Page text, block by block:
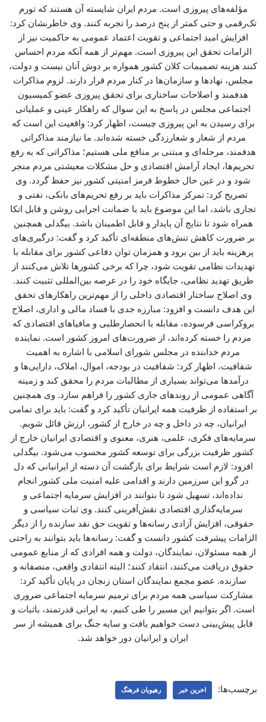
مؤلفه‌های پیروزی است. مردم ایران شایسته آن هستند که تورم
تک‌رقمی و حتی کمتر از پنج درصد را تجربه کنند. وی خاطرنشان کرد:
افزایش امید اجتماعی و تقویت اعتماد عمومی به حاکمیت نیز از
الزامات تحقق این پیروزی است. مهم‌تر از همه آنکه مردم احساس
کنند هزینه تصمیمات کلان کشور همواره بر دوش آنان نیست و دولت،
مجلس، نهادها و سازمان‌ها در کنار مردم قرار دارند. لزوم مذاکرات
هدفمند و اصلاحات ساختاری برای تحقق پیروزی عضو کمیسیون
اجتماعی مجلس در پاسخ به این سوال که راهکار عینی و عملیاتی
برای رسیدن به این پیروزی چیست، اظهار کرد: واقعیت این است که
مردم از شعار و شعارزدگی خسته شده‌اند. ما نیازمند مذاکراتی
هدفمند، مرحله‌ای و مبتنی بر منافع ملی هستیم؛ مذاکراتی که به رفع
تحریم‌ها، ایجاد آرامش اقتصادی و حل مشکلات معیشتی مردم منجر
شود و در عین حال خطوط قرمز امنیتی کشور نیز حفظ گردد. وی
تصریح کرد: تمرکز مذاکرات باید بر رفع تحریم‌های بانکی، نفتی و
تجاری باشد، اما این موضوع باید با ضمانت اجرایی روشن و قابل اتکا
همراه شود تا نتایج آن پایدار و قابل اطمینان باشد. بیگدلی همچنین
بر ضرورت کاهش تنش‌های منطقه‌ای تأکید کرد و گفت: درگیری‌های
پرهزینه باید از بین برود و همزمان توان دفاعی کشور برای مقابله با
تهدیدات نظامی تقویت شود، چرا که برخی کشورها تلاش می‌کنند از
طریق تهدید نظامی، جایگاه خود را در عرصه بین‌المللی تثبیت کنند.
وی اصلاح ساختار اقتصادی داخلی را از مهم‌ترین راهکارهای تحقق
این هدف دانست و افزود: مبارزه جدی با فساد مالی و اداری، اصلاح
بروکراسی فرسوده، مقابله با انحصارطلبی و مافیاهای اقتصادی که
مردم را خسته کرده‌اند، از ضرورت‌های امروز کشور است. نماینده
مردم خدابنده در مجلس شورای اسلامی با اشاره به اهمیت
شفافیت، اظهار کرد: شفافیت در بودجه، اموال، املاک، دارایی‌ها و
درآمدها می‌تواند بسیاری از مطالبات مردم را محقق کند و زمینه
آگاهی عمومی از روندهای جاری کشور را فراهم سازد. وی همچنین
بر استفاده از ظرفیت همه ایرانیان تأکید کرد و گفت: باید برای تمامی
ایرانیان، چه در داخل و چه در خارج از کشور، ارزش قائل شویم.
سرمایه‌های فکری، علمی، هنری، معنوی و اقتصادی ایرانیان خارج از
کشور ظرفیت بزرگی برای توسعه کشور محسوب می‌شود. بیگدلی
افزود: لازم است شرایط برای بازگشت آن دسته از ایرانیانی که دل
در گرو این سرزمین دارند و اقدامی علیه امنیت ملی کشور انجام
نداده‌اند، تسهیل شود تا بتوانند در افزایش سرمایه اجتماعی و
سرمایه‌گذاری اقتصادی نقش‌آفرینی کنند. وی ثبات سیاسی و
حقوقی، افزایش آزادی رسانه‌ها و تقویت حق نقد سازنده را از دیگر
الزامات پیشرفت کشور دانست و گفت: رسانه‌ها باید بتوانند به راحتی
از همه مسئولان، نمایندگان، دولت و همه افرادی که از منابع عمومی
حقوق دریافت می‌کنند، انتقاد کنند؛ البته انتقادی واقعی، منصفانه و
سازنده. عضو مجمع نمایندگان استان زنجان در پایان تأکید کرد:
مشارکت سیاسی همه مردم برای ترمیم سرمایه اجتماعی ضروری
است. اگر بتوانیم این مسیر را طی کنیم، به ایرانی قدرتمند، باثبات و
قابل پیش‌بینی دست خواهیم یافت و سایه جنگ برای همیشه از سر
ایران و ایرانیان دور خواهد شد.
برچسب‌ها: اخرین خبر رهپویان فرهنگ